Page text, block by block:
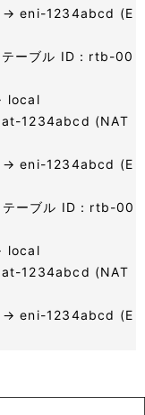
1234abcd (E
ブル ID：rtb-00
(NAT
1234abcd (E
ーブル ID：rtb-00
(NAT
1234abcd (E